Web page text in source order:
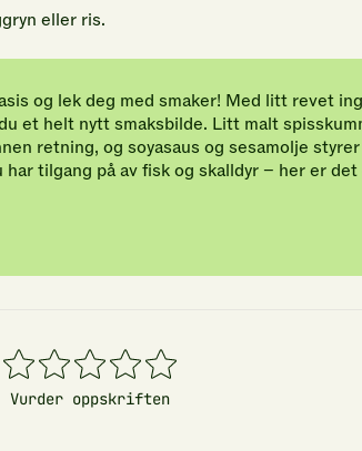
eller ris.
og lek deg med smaker! Med litt revet
et helt nytt smaksbilde. Litt malt
retning, og soyasaus og sesamolje
tilgang på av fisk og skalldyr – her er det
1
stjerner
2
stjerner
3
stjerner
4
stjerner
5
stjerner
Vurder oppskriften